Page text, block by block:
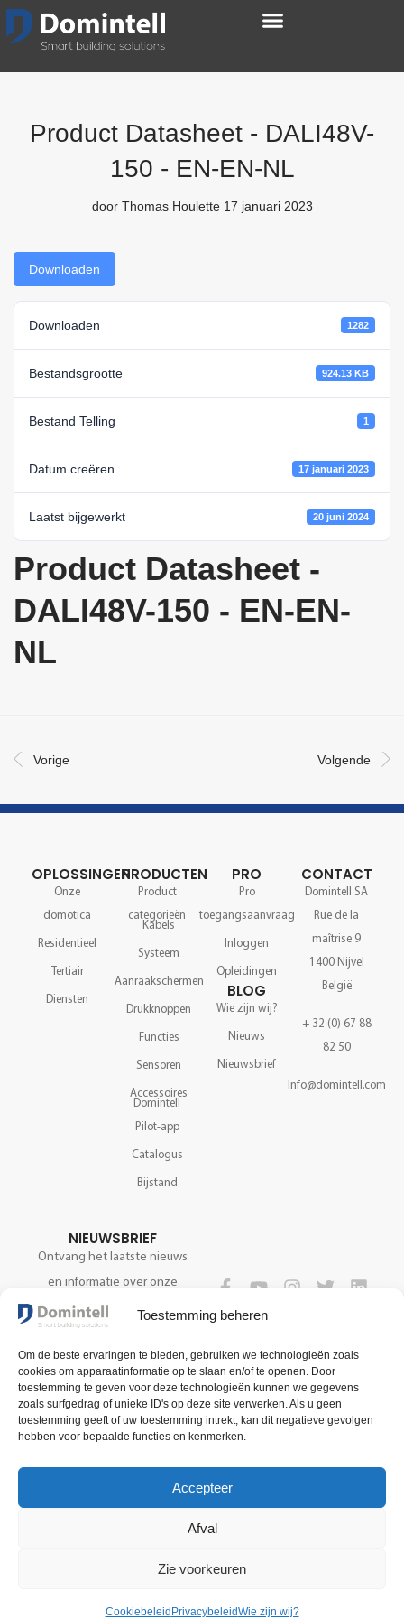
Toestemming beheren
Om de beste ervaringen te bieden, gebruiken we technologieën zoals
cookies om apparaatinformatie op te slaan en/of te openen. Door
toestemming te geven voor deze technologieën kunnen we gegevens
zoals surfgedrag of unieke ID's op deze site verwerken. Als u geen
toestemming geeft of uw toestemming intrekt, kan dit negatieve gevolgen
hebben voor bepaalde functies en kenmerken.
Accepteer
Afval
Zie voorkeuren
Cookiebeleid PrivacybeleidWie zijn wij?
Product Datasheet - DALI48V-
150 - EN-EN-NL
door Thomas Houlette 17 januari 2023
Downloaden
Downloaden 1282
Bestandsgrootte 924.13 KB
Bestand Telling 1
Datum creëren 17 januari 2023
Laatst bijgewerkt 20 juni 2024
Product Datasheet -
DALI48V-150 - EN-EN-
NL
Vorige Volgende
OPLOSSINGEN
Onze
domotica
Residentieel
Tertiair
Diensten
PRODUCTEN
Product
categorieën
Kabels
Systeem
Aanraakschermen
Drukknoppen
Functies
Sensoren
Accessoires
Domintell
Pilot-app
Catalogus
Bijstand
PRO
Pro
toegangsaanvraag
Inloggen
Opleidingen
BLOG
Wie zijn wij?
Nieuws
Nieuwsbrief
CONTACT
Domintell SA
Rue de la
maîtrise 9
1400 Nijvel
België
+ 32 (0) 67 88
82 50
Info@domintell.com
NIEUWSBRIEF
Ontvang het laatste nieuws
en informatie over onze
technologie.
REGISTREER NU
VOLG ONS
Algemene verkoopsvoorwaardenVoorwaarden voor gebruik